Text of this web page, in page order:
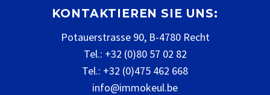
KONTAKTIEREN SIE UNS:
Potauerstrasse 90, B-4780 Recht
Tel.: +32 (0)80 57 02 82
Tel.: +32 (0)475 462 668
info@immokeul.be